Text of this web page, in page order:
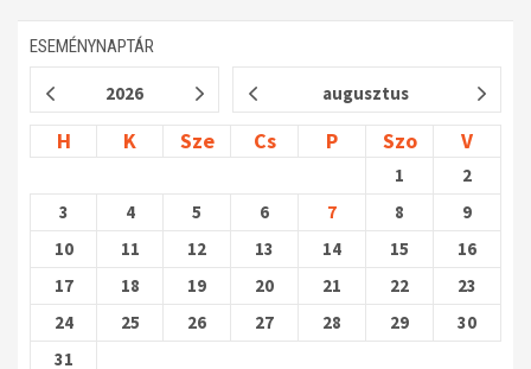
ESEMÉNYNAPTÁR
2026 augusztus
H K Sze Cs P Szo V
1
2
3
4 5 6 7 8
9
10
11 12 13 14 15
16
17
18 19 20 21 22
23
24
25 26 27 28 29
30
31